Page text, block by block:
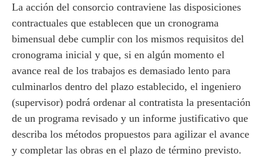
La acción del consorcio contraviene las disposiciones
contractuales que establecen que un cronograma
bimensual debe cumplir con los mismos requisitos del
cronograma inicial y que, si en algún momento el
avance real de los trabajos es demasiado lento para
culminarlos dentro del plazo establecido, el ingeniero
(supervisor) podrá ordenar al contratista la presentación
de un programa revisado y un informe justificativo que
describa los métodos propuestos para agilizar el avance
y completar las obras en el plazo de término previsto.